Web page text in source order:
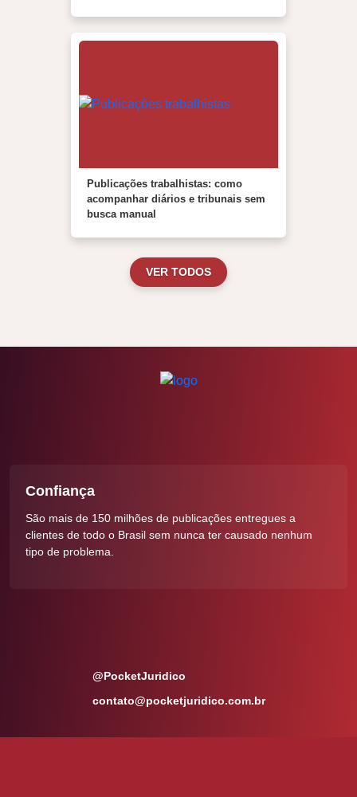
Publicações trabalhistas: como
acompanhar diários e tribunais sem
busca manual
VER TODOS
de publicações entregues a
sem nunca ter causado nenhum
nova composição
@PocketJuridico
contato@pocketjuridico.com.br